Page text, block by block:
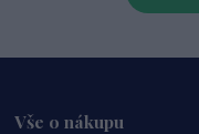
Vše o nákupu